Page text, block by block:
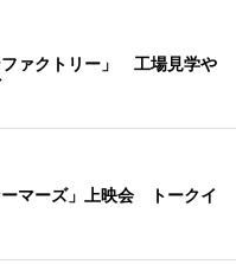
ァクトリー」 工場見学や
マーズ」上映会 トークイ